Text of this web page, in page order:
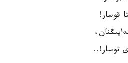
قوسار!
توسار!..